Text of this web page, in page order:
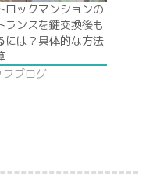
ロックマンションの
ランスを鍵交換後も
には？具体的な方法
フブログ